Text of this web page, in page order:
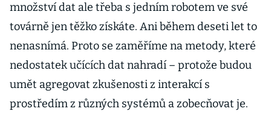
množství dat ale třeba s jedním robotem ve své
továrně jen těžko získáte. Ani během deseti let to
nenasnímá. Proto se zaměříme na metody, které
nedostatek učících dat nahradí – protože budou
umět agregovat zkušenosti z interakcí s
prostředím z různých systémů a zobecňovat je.